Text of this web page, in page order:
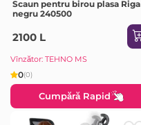
Scaun pentru birou plasa Riga
negru 240500
2100 L
Vînzător: TEHNO MS
0(0)
Cumpără Rapid